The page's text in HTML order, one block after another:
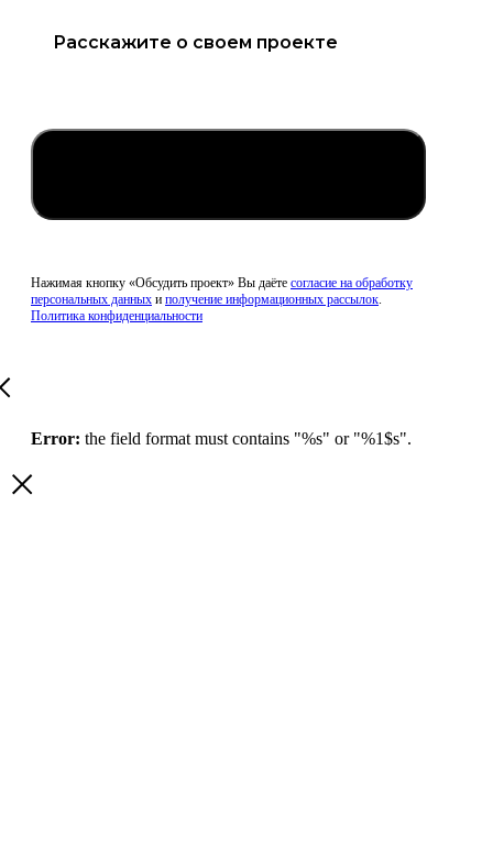
Нажимая кнопку «Обсудить проект» Вы даёте согласие на обработку
персональных данных и получение информационных рассылок.
Политика конфиденциальности
Error: the field format must contains "%s" or "%1$s".